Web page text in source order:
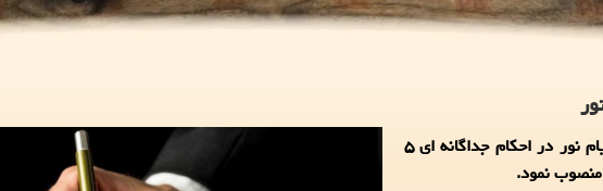
به گزارش پرتوبلاگ، رئیس دانشگاه پیام نور در احکام جداگانه ای ۵
منصوب نمود.